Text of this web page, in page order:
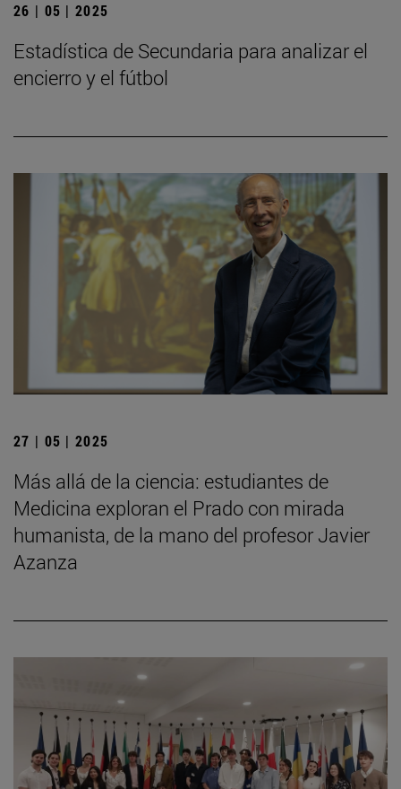
26 | 05 | 2025
Estadística de Secundaria para analizar el
encierro y el fútbol
27 | 05 | 2025
Más allá de la ciencia: estudiantes de
Medicina exploran el Prado con mirada
humanista, de la mano del profesor Javier
Azanza